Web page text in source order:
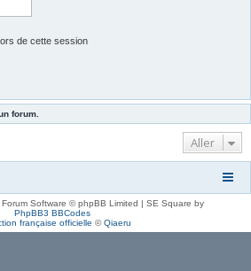
de cette session
forum.
Aller
Software © phpBB Limited | SE Square by
PhpBB3 BBCodes
française officielle ©Qiaeru